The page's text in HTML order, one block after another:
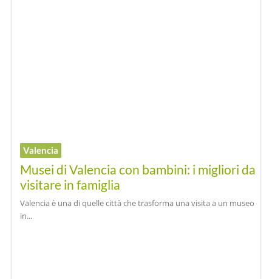
Valencia
Musei di Valencia con bambini: i migliori da
visitare in famiglia
Valencia è una di quelle città che trasforma una visita a un museo
in...